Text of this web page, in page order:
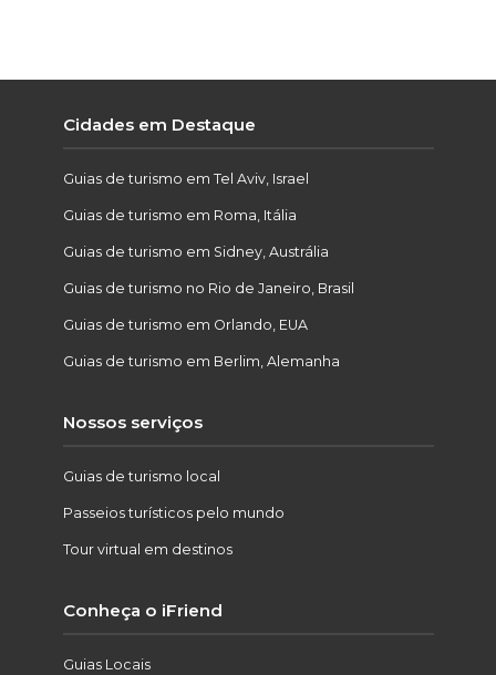
Cidades em Destaque
Guias de turismo em Tel Aviv, Israel
Guias de turismo em Roma, Itália
Guias de turismo em Sidney, Austrália
Guias de turismo no Rio de Janeiro, Brasil
Guias de turismo em Orlando, EUA
Guias de turismo em Berlim, Alemanha
Nossos serviços
Guias de turismo local
Passeios turísticos pelo mundo
Tour virtual em destinos
Conheça o iFriend
Guias Locais